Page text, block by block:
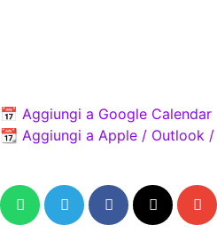
📅 Aggiungi a Google Calendar
📆 Aggiungi a Apple / Outlook /